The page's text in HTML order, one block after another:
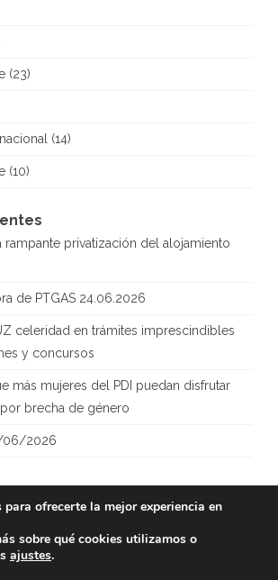
(23)
(14)
(10)
rampante privatización del alojamiento
de PTGAS 24.06.2026
celeridad en trámites imprescindibles
y concursos
más mujeres del PDI puedan disfrutar
brecha de género
06/2026
Sindical Universidad
ofrecerte la mejor experiencia en
sobre qué cookies utilizamos o
ajustes.